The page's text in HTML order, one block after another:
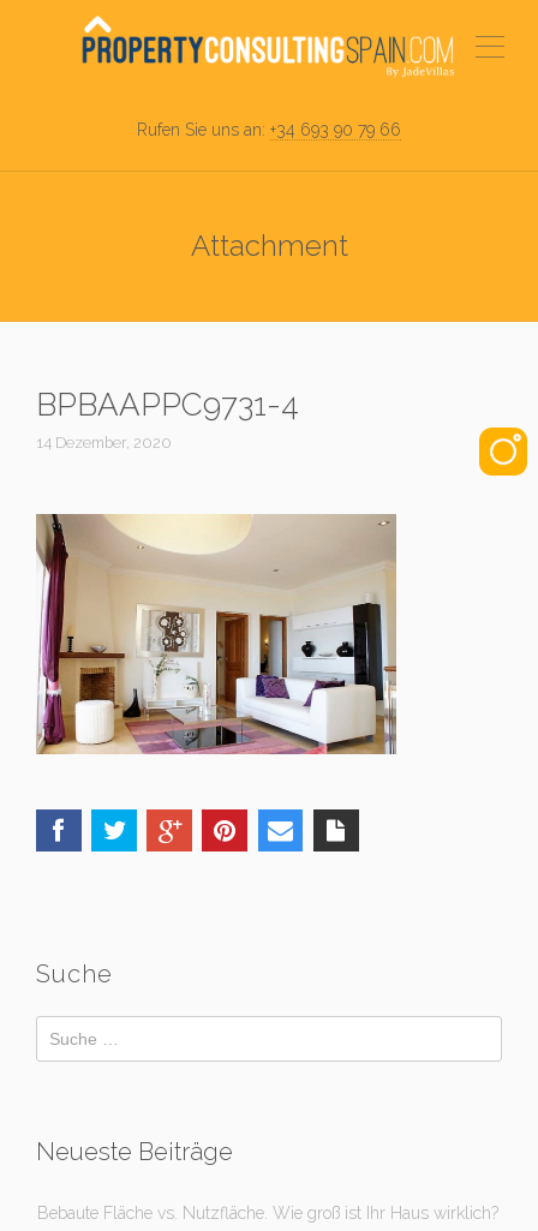
Rufen Sie uns an: +34 693 90 79 66
Attachment
BPBAAPPC9731-4
14 Dezember, 2020
Suche
Neueste Beiträge
Bebaute Fläche vs. Nutzfläche. Wie groß ist Ihr Haus wirklich?